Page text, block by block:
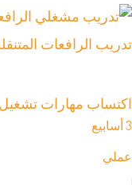
تدريب الرافعات
اكتساب مهارات تشغيل
3 أسابيع
عملي